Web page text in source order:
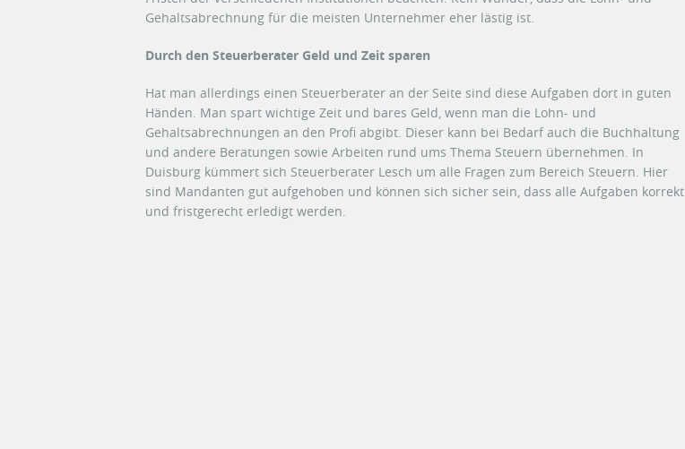
Gehaltsabrechnung für die meisten Unternehmer eher lästig ist.
Durch den Steuerberater Geld und Zeit sparen
Hat man allerdings einen Steuerberater an der Seite sind diese Aufgaben dort in guten
Händen. Man spart wichtige Zeit und bares Geld, wenn man die Lohn- und
Gehaltsabrechnungen an den Profi abgibt. Dieser kann bei Bedarf auch die Buchhaltung
und andere Beratungen sowie Arbeiten rund ums Thema Steuern übernehmen. In
Duisburg kümmert sich Steuerberater Lesch um alle Fragen zum Bereich Steuern. Hier
sind Mandanten gut aufgehoben und können sich sicher sein, dass alle Aufgaben korrekt
und fristgerecht erledigt werden.